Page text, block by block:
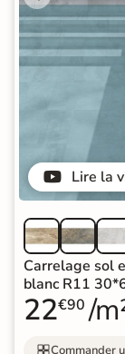
Lire la
Carrelage sol
blanc R11
22€90 /
Commander